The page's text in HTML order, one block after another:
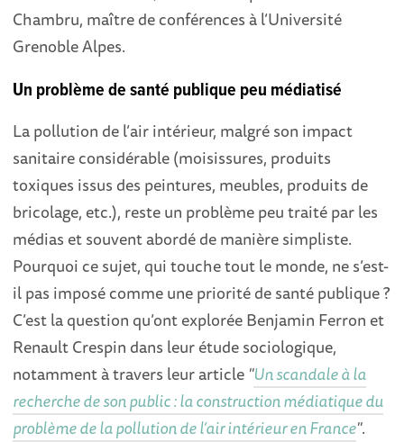
Chambru, maître de conférences à l’Université
Grenoble Alpes.
Un problème de santé publique peu médiatisé
La pollution de l’air intérieur, malgré son impact
sanitaire considérable (moisissures, produits
toxiques issus des peintures, meubles, produits de
bricolage, etc.), reste un problème peu traité par les
médias et souvent abordé de manière simpliste.
Pourquoi ce sujet, qui touche tout le monde, ne s’est-
il pas imposé comme une priorité de santé publique ?
C’est la question qu’ont explorée Benjamin Ferron et
Renault Crespin dans leur étude sociologique,
notamment à travers leur article "Un scandale à la
recherche de son public : la construction médiatique du
problème de la pollution de l’air intérieur en France".